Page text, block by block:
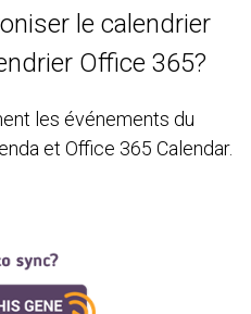
le calendrier
Office 365?
les événements du
et Office 365 Calendar.